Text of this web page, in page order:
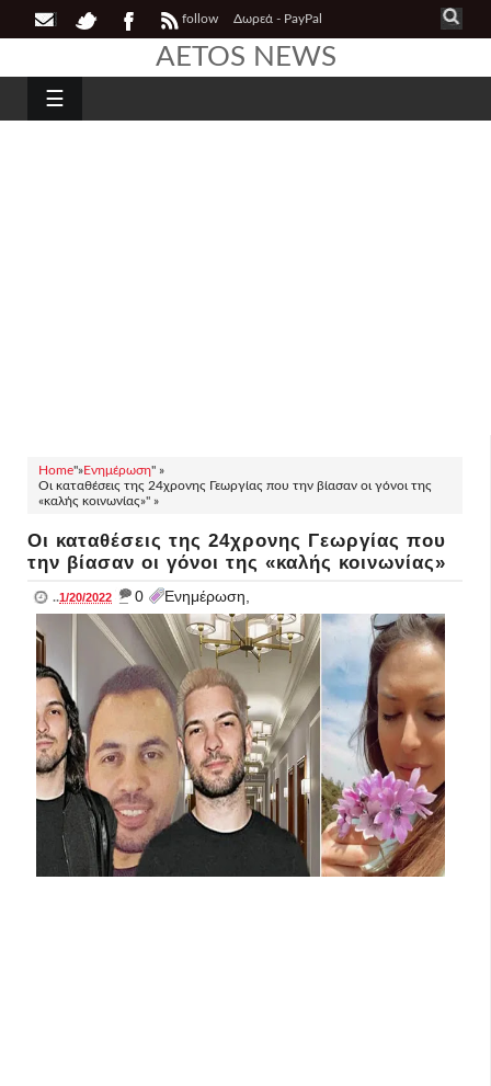
follow Δωρεά - PayPal
AETOS NEWS
☰
Home"»Ενημέρωση" »
Οι καταθέσεις της 24χρονης Γεωργίας που την βίασαν οι γόνοι της
«καλής κοινωνίας»" »
Οι καταθέσεις της 24χρονης Γεωργίας που
την βίασαν οι γόνοι της «καλής κοινωνίας»
..1/20/2022 _ 0 Ενημέρωση,